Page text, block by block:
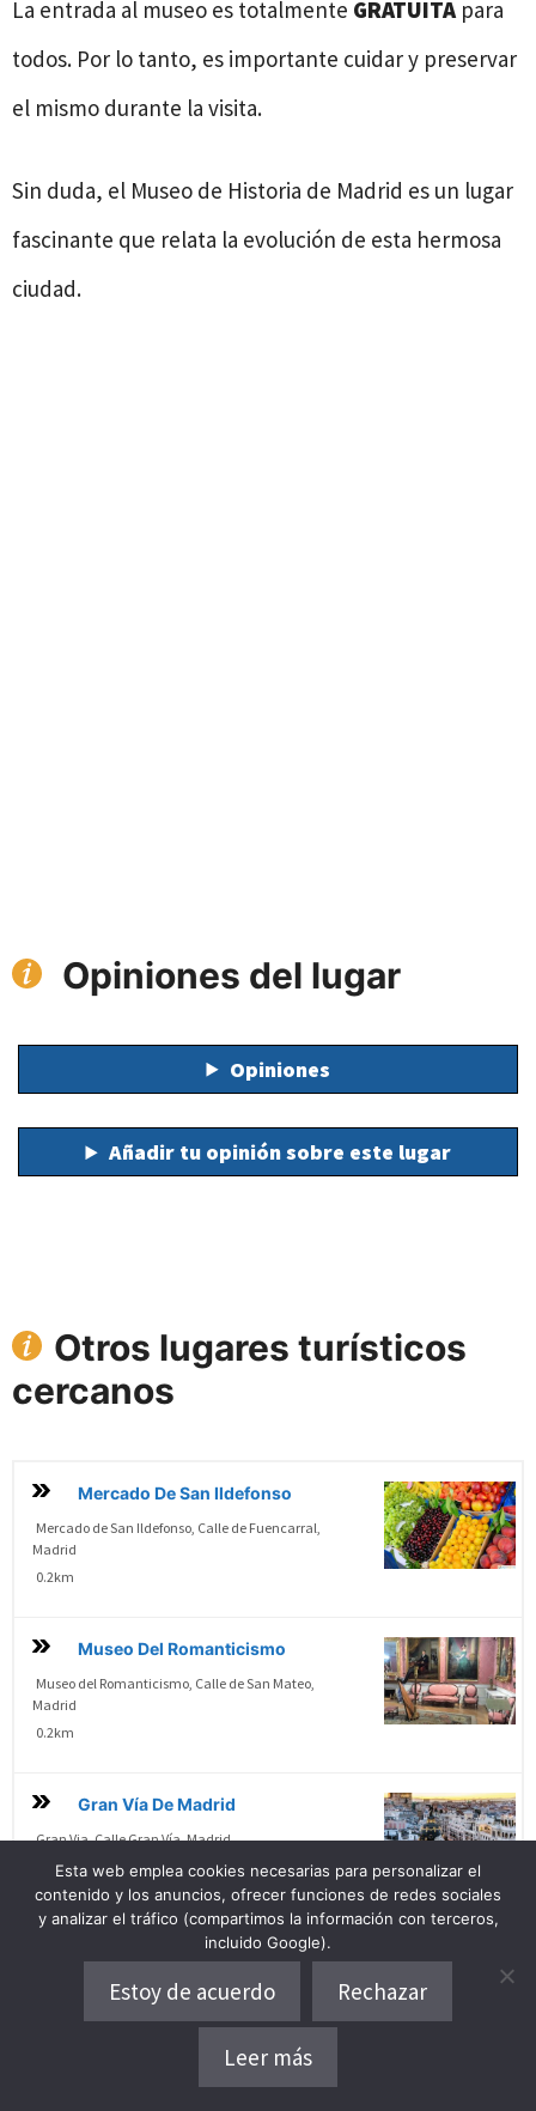
La entrada al museo es totalmente GRATUITA para
todos. Por lo tanto, es importante cuidar y preservar
el mismo durante la visita.
Sin duda, el Museo de Historia de Madrid es un lugar
fascinante que relata la evolución de esta hermosa
ciudad.
Opiniones del lugar
Opiniones
Añadir tu opinión sobre este lugar
Otros lugares turísticos
cercanos
Mercado De San Ildefonso
Mercado de San Ildefonso, Calle de Fuencarral,
Madrid
0.2km
Museo Del Romanticismo
Museo del Romanticismo, Calle de San Mateo,
Madrid
0.2km
Gran Vía De Madrid
Gran Via, Calle Gran Vía, Madrid
0.7km
Plaza Chamberí
Plaza De Colón De Madrid
Esta web emplea cookies necesarias para personalizar el
contenido y los anuncios, ofrecer funciones de redes sociales
y analizar el tráfico (compartimos la información con terceros,
incluido Google).
Estoy de acuerdo Rechazar
Leer más